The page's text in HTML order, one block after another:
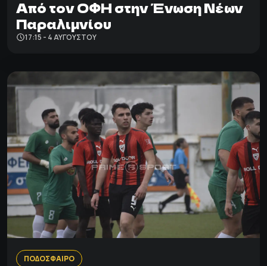
Από τον ΟΦΗ στην Ένωση Νέων
Παραλιμνίου
17:15 - 4 ΑΥΓΟΎΣΤΟΥ
ΠΟΔΟΣΦΑΙΡΟ